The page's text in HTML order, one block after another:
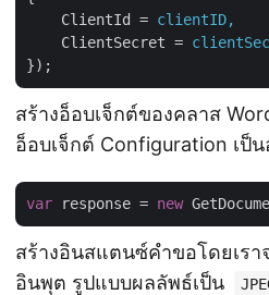
ClientId
= clientID,
ClientSecret =
});
สร้างอ็อบเจ็กต์ของคลาส
อ็อบเจ็กต์ Configuration เป็
var response = new
สร้างอินสแตนซ์คำขอโดยเรา
อินพุต รูปแบบผลลัพธ์เป็น